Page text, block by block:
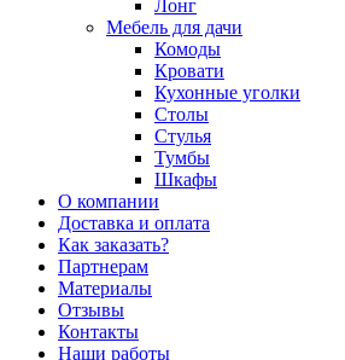
Лонг
Мебель для дачи
Комоды
Кровати
Кухонные уголки
Столы
Стулья
Тумбы
Шкафы
О компании
Доставка и оплата
Как заказать?
Партнерам
Материалы
Отзывы
Контакты
Наши работы